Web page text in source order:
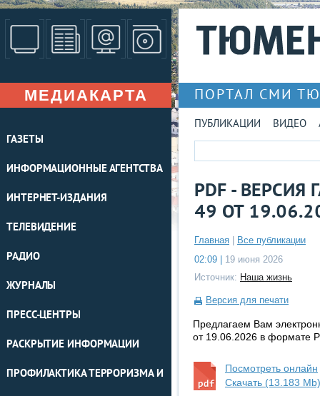
МЕДИАКАРТА
ГАЗЕТЫ
ИНФОРМАЦИОННЫЕ АГЕНТСТВА
ИНТЕРНЕТ-ИЗДАНИЯ
ТЕЛЕВИДЕНИЕ
РАДИО
ЖУРНАЛЫ
ПРЕСС-ЦЕНТРЫ
РАСКРЫТИЕ ИНФОРМАЦИИ
ПРОФИЛАКТИКА ТЕРРОРИЗМА И
ПОРТАЛ СМИ
ПУБЛИКАЦИИ ВИДЕО
PDF -
49 ОТ
Главная
Все публикации
02:09 |
19 июня 2026
Источник: Наша жизнь
Версия для печати
Предлагаем Вам
от 19.06.2026 в формате
Посмотреть онлайн
Скачать (13.183 Mb)